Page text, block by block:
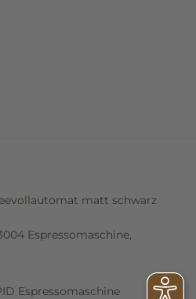
matt schwarz
Espressomaschine,
Espressomaschine